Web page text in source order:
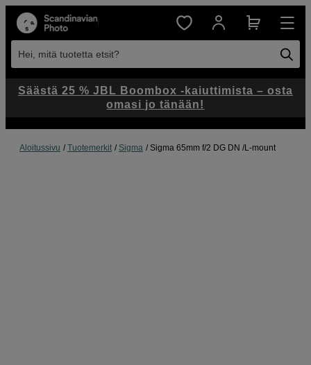
Hei, mitä tuotetta etsit?
Aloitussivu Tuotemerkit Sigma Sigma 65mm f/2 DG DN /L-mount
Säästä 25 % JBL Boombox -kaiuttimista – osta
omasi jo tänään!